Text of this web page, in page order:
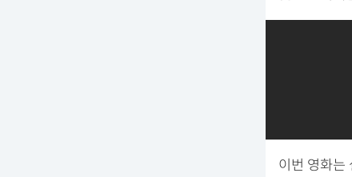
이번 영화는